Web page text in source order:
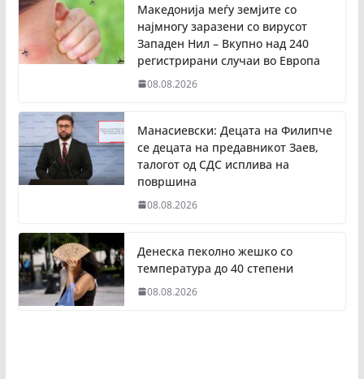
Македонија меѓу земјите со
најмногу заразени со вирусот
Западен Нил – Вкупно над 240
регистрирани случаи во Европа
08.08.2026
Манасиевски: Децата на Филипче
се децата на предавникот Заев,
талогот од СДС исплива на
површина
08.08.2026
Денеска пеколно жешко со
температура до 40 степени
08.08.2026